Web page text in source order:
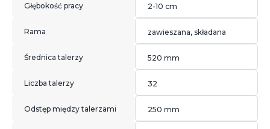
Głębokość pracy 2-10 cm
Rama zawieszana, składana
Średnica talerzy 520 mm
Liczba talerzy 32
Odstęp między talerzami 250 mm